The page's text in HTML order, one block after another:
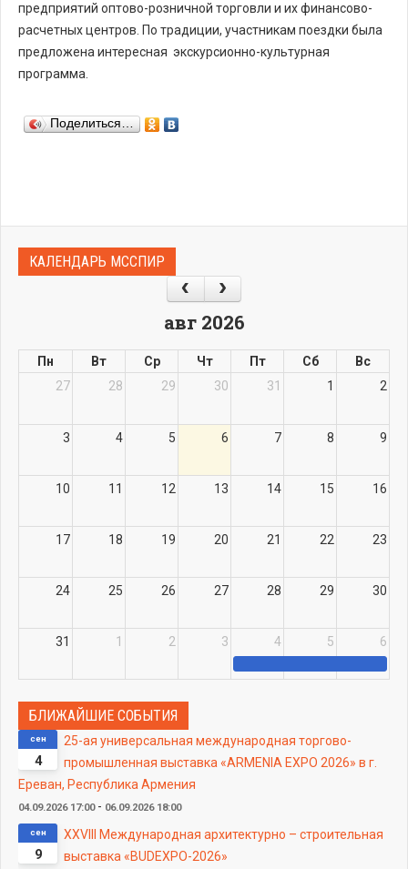
предприятий оптово-розничной торговли и их финансово-
расчетных центров. По традиции, участникам поездки была
предложена интересная экскурсионно-культурная
программа.
Поделиться…
КАЛЕНДАРЬ МССПИР
авг 2026
Пн Вт Ср Чт Пт Сб
Вс
27
28 29 30 31 1 2
3 4 5 6 7 8 9
10 11 12 13 14 15 16
17 18 19 20 21 22 23
24 25 26 27 28 29 30
31 1 2 3 4 5 6
БЛИЖАЙШИЕ СОБЫТИЯ
4
сен
25-ая универсальная международная торгово-
промышленная выставка «ARMENIA EXPO 2026» в г.
Ереван, Республика Армения
04.09.2026 17:00 - 06.09.2026 18:00
9
сен
XXVIII Международная архитектурно – строительная
выставка «BUDEXPO-2026»